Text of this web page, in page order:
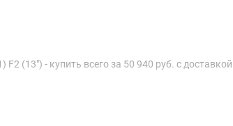
(13") - купить всего за 50 940 руб. с